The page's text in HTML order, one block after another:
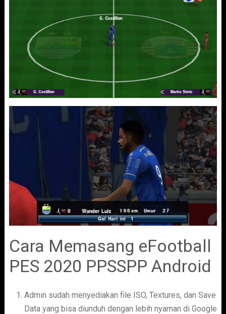
Cara Memasang eFootball
PES 2020 PPSSPP Android
Admin sudah menyediakan file ISO, Textures, dan Save
Data yang bisa diunduh dengan lebih nyaman di Google